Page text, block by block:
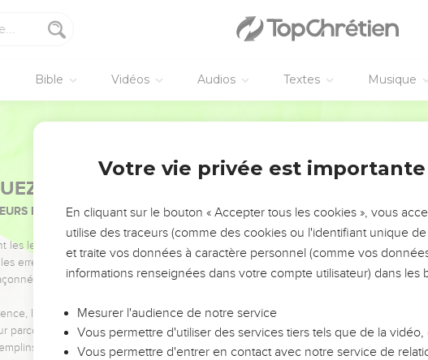
Bible Vidéos Audios Textes Musique
PAS L’ÉVÉNEMENT DE L’ANNÉE !
POUVAIENT VOUS ÉVITER LES VOTRES ?
les leaders pour leurs réussites, leur impact, leur foi ou leur vision. Mais on voit
erreurs et les saisons difficiles qu'ils ont traversés, alors même que ce sont
leaders, entrepreneurs, et responsables reviennent sur les erreurs
parcours et les clés pour avancer avec plus de sagesse afin que leurs erreurs
Que vous guidiez un ministère, une équipe, un groupe ou une famille,
Votre vie privée est
En cliquant sur le bouton « Accepter tous les cookies », vous
utilise des traceurs (comme des cookies ou l'identifiant unique
et traite vos données à caractère personnel (comme vos
informations renseignées dans votre compte utilisateur) dans les
Mesurer l'audience de notre service
Vous permettre d'utiliser des services tiers tels que de la
Vous permettre d'entrer en contact avec notre service de